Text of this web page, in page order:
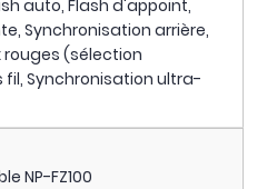
auto, Flash d'appoint,
Synchronisation arrière,
rouges (sélection
fil, Synchronisation ultra-
NP-FZ100